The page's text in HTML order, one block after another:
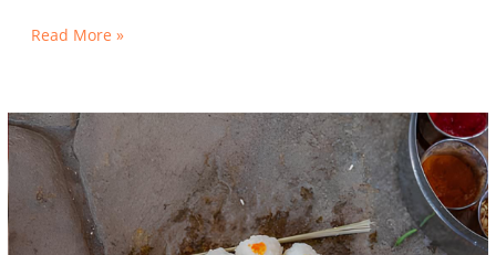
Read More »
सनातन
धर्म
सोलह
संस्कार